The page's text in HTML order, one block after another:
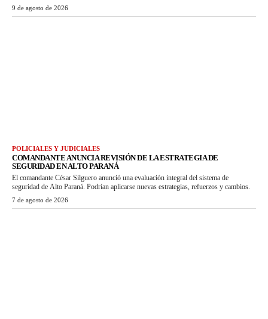
9 de agosto de 2026
POLICIALES Y JUDICIALES
COMANDANTE ANUNCIA REVISIÓN DE LA ESTRATEGIA DE
SEGURIDAD EN ALTO PARANÁ
El comandante César Silguero anunció una evaluación integral del sistema de
seguridad de Alto Paraná. Podrían aplicarse nuevas estrategias, refuerzos y cambios.
7 de agosto de 2026